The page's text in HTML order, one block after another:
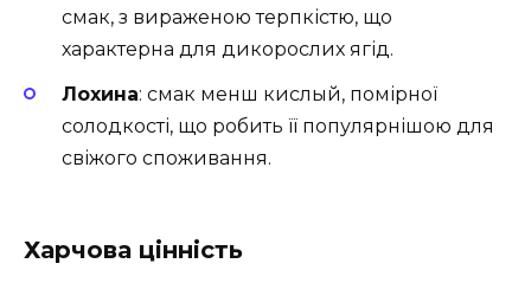
смак, з вираженою терпкістю, що
характерна для дикорослих ягід.
Лохина: смак менш кислый, помірної
солодкості, що робить її популярнішою для
свіжого споживання.
Харчова цінність